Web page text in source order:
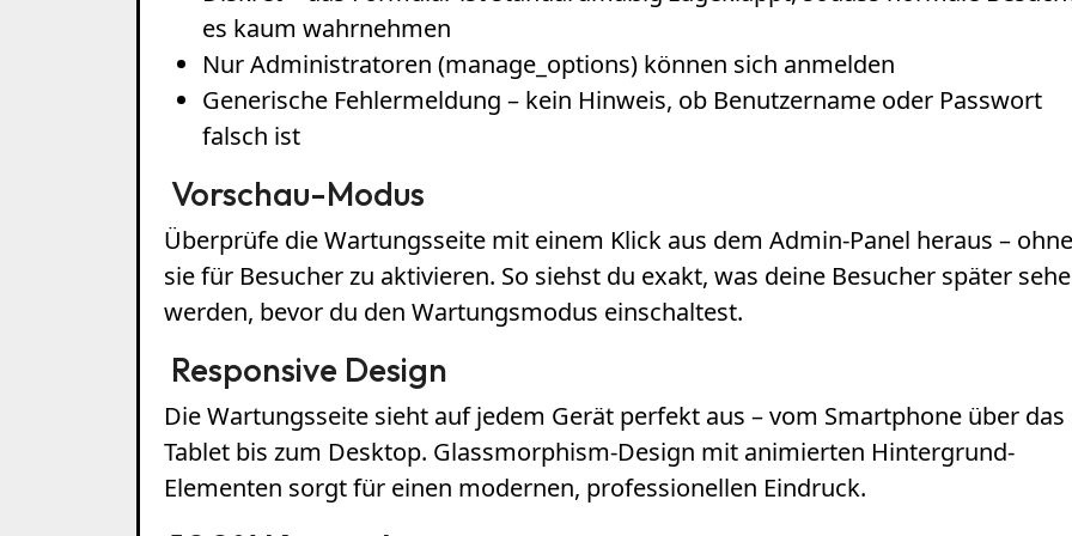
es kaum wahrnehmen
Nur Administratoren (manage_options) können sich anmelden
Generische Fehlermeldung – kein Hinweis, ob Benutzername oder Passwort
falsch ist
Vorschau-Modus
Überprüfe die Wartungsseite mit einem Klick aus dem Admin-Panel heraus – ohne
sie für Besucher zu aktivieren. So siehst du exakt, was deine Besucher später
werden, bevor du den Wartungsmodus einschaltest.
Responsive Design
Die Wartungsseite sieht auf jedem Gerät perfekt aus – vom Smartphone über das
Tablet bis zum Desktop. Glassmorphism-Design mit animierten Hintergrund-
Elementen sorgt für einen modernen, professionellen Eindruck.